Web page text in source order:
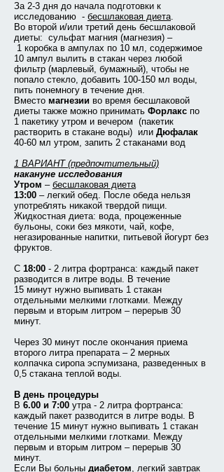
За 2-3 дня до начала подготовки к
исследованию - бесшлаковая диета.
Во второй и/или третий день бесшлаковой
диеты: сульфат магния (магнезия) –
1 коробка в ампулах по 10 мл, содержимое
10 ампул вылить в стакан через любой
фильтр (марлевый, бумажный), чтобы не
попало стекло, добавить 100‑150 мл воды,
пить понемногу в течение дня.
Вместо магнезии во время бесшлаковой
диеты также можно принимать Форлакс по
1 пакетику утром и вечером (пакетик
растворить в стакане воды) или Дюфалак
40‑60 мл утром, запить 2 стаканами вод
1 ВАРИАНТ (предпочтительный)
накануне исследования
Утром – бесшлаковая диета
13:00 – легкий обед. После обеда нельзя
употреблять никакой твердой пищи.
Жидкостная диета: вода, процеженные
бульоны, соки без мякоти, чай, кофе,
негазированные напитки, питьевой йогурт без
фруктов.
С 18:00 - 2 литра фортранса: каждый пакет
разводится в литре воды. В течение
15 минут нужно выпивать 1 стакан
отдельными мелкими глотками. Между
первым и вторым литром – перерыв 30
минут.
Через 30 минут после окончания приема
второго литра препарата – 2 мерных
колпачка сиропа эспумизана, разведенных в
0,5 стакана теплой воды.
В день процедуры
В 6.00 и 7:00 утра - 2 литра фортранса:
каждый пакет разводится в литре воды. В
течение 15 минут нужно выпивать 1 стакан
отдельными мелкими глотками. Между
первым и вторым литром – перерыв 30
минут.
Если Вы больны диабетом, легкий завтрак